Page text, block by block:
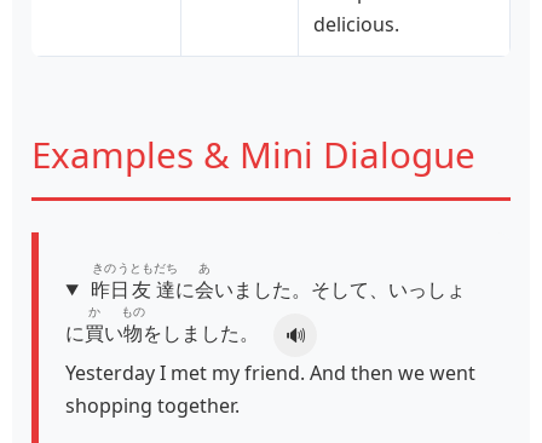
delicious.
Examples & Mini Dialogue
昨日
きのう
友達
ともだち
に会
あ
いました。そして、いっしょ
に買
か
い物
もの
をしました。
🔊
Yesterday I met my friend. And then we went
shopping together.